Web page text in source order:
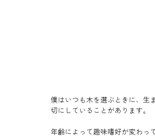
僕はいつも木を選ぶときに、生
切にしていることがあります。
年齢によって趣味嗜好が変わっ